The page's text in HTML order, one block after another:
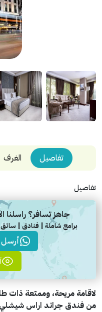
تفاصيل الغرف
تفاصيل
جاهز تسافر؟ راسلنا
برامج شاملة | فنادق | سائق خاص | دعم
لاقامة مريحة، وممتعة
من فندق جراند اراس